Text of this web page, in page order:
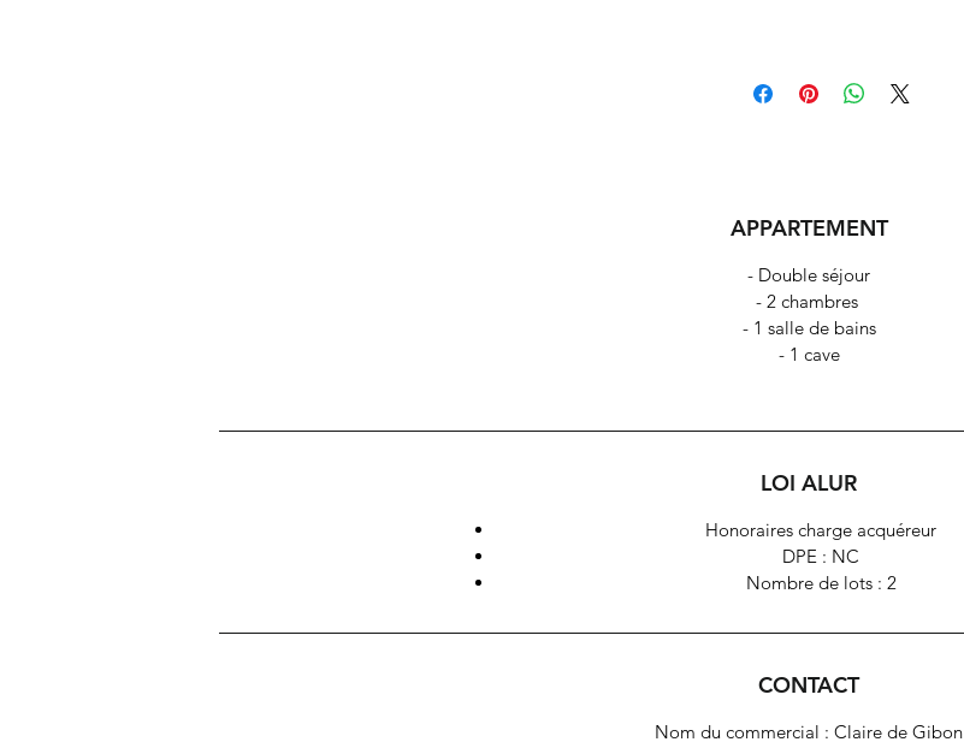
Vidéo du bien disponible sur l'onglet 3D.
APPARTEMENT
- Double séjour
- 2 chambres
- 1 salle de bains
- 1 cave
LOI ALUR
Honoraires charge acquéreur
DPE : NC
Nombre de lots : 2
CONTACT
Nom du commercial : Claire de Gibon